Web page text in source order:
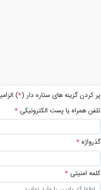
پر کردن گزینه های ستاره دار (*
)
تلفن همراه یا پست الکترونیکی *
گذرواژه*
کلمه امنیتی *